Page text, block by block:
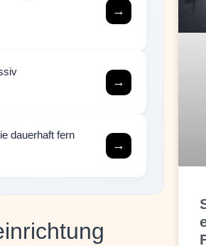
→
→
dauerhaft fern
→